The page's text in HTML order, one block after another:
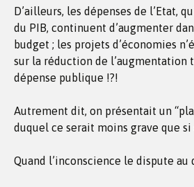
D’ailleurs, les dépenses de l’Etat,
du PIB, continuent d’augmenter
budget ; les projets d’économies
sur la réduction de l’augmentation
dépense publique !?!
Autrement dit, on présentait un
duquel ce serait moins grave que si
Quand l’inconscience le dispute au